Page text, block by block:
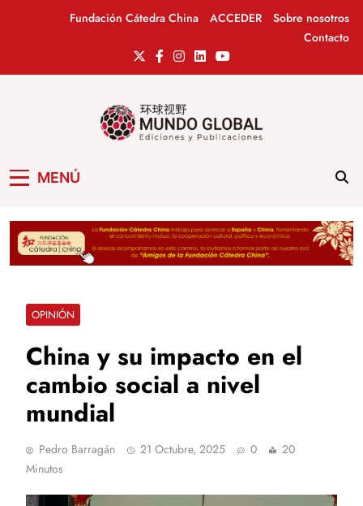
Fundación Cátedra China ACCEDER
Sobre nosotros
Contacto
MENÚ
OPINIÓN
China y su impacto en el
cambio social a nivel
mundial
Pedro Barragán 21 Octubre, 2025 0
20
Minutos